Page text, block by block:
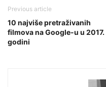
Previous article
10 najviše pretraživanih
filmova na Google-u u 2017.
godini